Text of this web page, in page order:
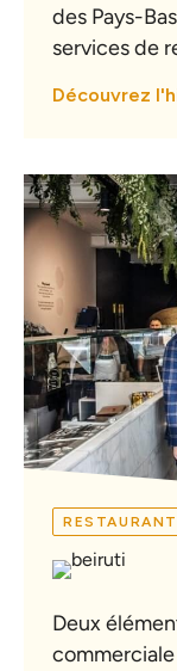
des Pays-
services de
Découvrez
Deux